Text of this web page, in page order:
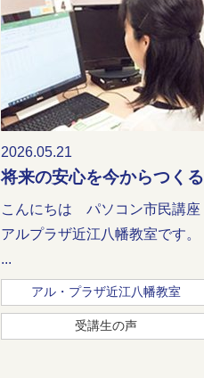
2026.05.21
将来の安心を今からつくる
こんにちは パソコン市民講座
アルプラザ近江八幡教室です。
...
アル・プラザ近江八幡教室
受講生の声